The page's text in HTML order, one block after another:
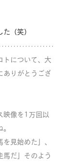
（笑）
トについて、大
ありがとうござ
映像を1万回以
を見始めた」、
馬だ」そのよう